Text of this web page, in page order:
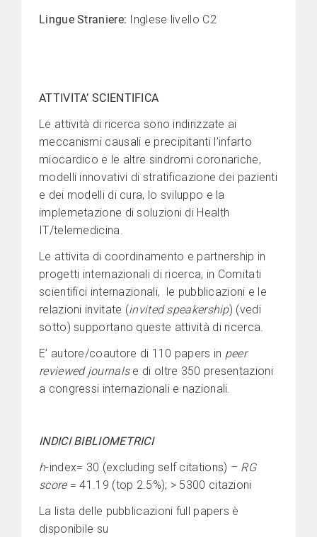
Lingue Straniere: Inglese livello C2
ATTIVITA’ SCIENTIFICA
Le attività di ricerca sono indirizzate ai
meccanismi causali e precipitanti l’infarto
miocardico e le altre sindromi coronariche,
modelli innovativi di stratificazione dei pazienti
e dei modelli di cura, lo sviluppo e la
implemetazione di soluzioni di Health
IT/telemedicina.
Le attivita di coordinamento e partnership in
progetti internazionali di ricerca, in Comitati
scientifici internazionali, le pubblicazioni e le
relazioni invitate (invited speakership) (vedi
sotto) supportano queste attività di ricerca.
E’ autore/coautore di 110 papers in peer
reviewed journalse di oltre 350 presentazioni
a congressi internazionali e nazionali.
INDICI BIBLIOMETRICI
h-index= 30 (excluding self citations) – RG
score= 41.19 (top 2.5%); > 5300 citazioni
La lista delle pubblicazioni full papers è
disponibile su